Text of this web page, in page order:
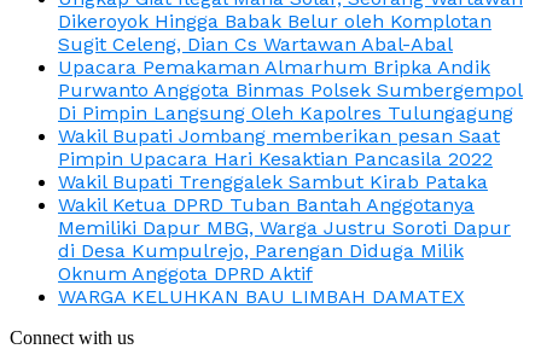
Dikeroyok Hingga Babak Belur oleh Komplotan
Sugit Celeng, Dian Cs Wartawan Abal-Abal
Upacara Pemakaman Almarhum Bripka Andik
Purwanto Anggota Binmas Polsek Sumbergempol
Di Pimpin Langsung Oleh Kapolres Tulungagung
Wakil Bupati Jombang memberikan pesan Saat
Pimpin Upacara Hari Kesaktian Pancasila 2022
Wakil Bupati Trenggalek Sambut Kirab Pataka
Wakil Ketua DPRD Tuban Bantah Anggotanya
Memiliki Dapur MBG, Warga Justru Soroti Dapur
di Desa Kumpulrejo, Parengan Diduga Milik
Oknum Anggota DPRD Aktif
WARGA KELUHKAN BAU LIMBAH DAMATEX
Connect with us